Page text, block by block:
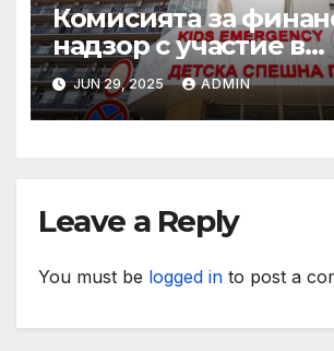
Комисията за
надзор с участие в
конференцията
пенсионния модел
България“
JUN 29, 2025 ADMIN
Leave a Reply
You must be logged in to post a